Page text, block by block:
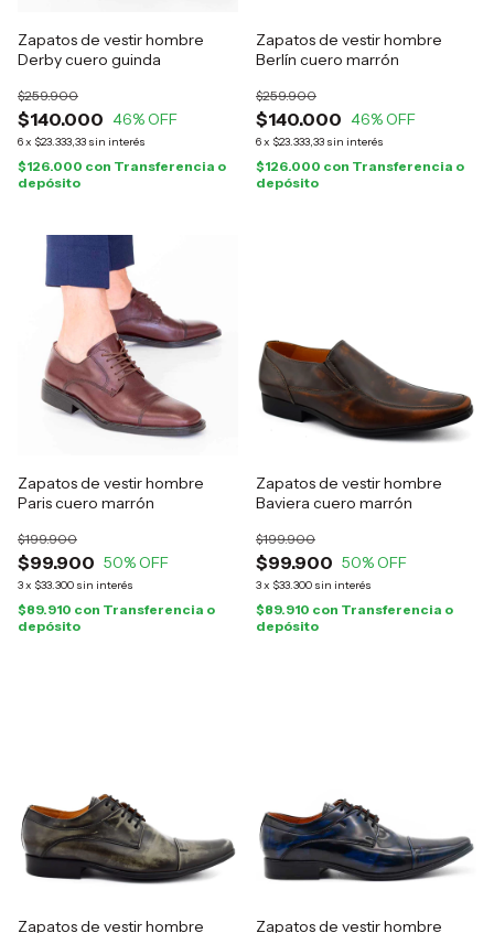
Zapatos de vestir hombre
Derby cuero guinda
$140.000
$259.900
46% OFF
6x $23.333,33 sin interés
$126.000 con Transferencia o
depósito
Zapatos de vestir hombre
Berlín cuero marrón
$140.000
$259.900
46% OFF
6x $23.333,33 sin interés
$126.000 con Transferencia o
depósito
Zapatos de vestir hombre
Paris cuero marrón
$99.900
$199.900
50% OFF
3x $33.300 sin interés
$89.910 con Transferencia o
depósito
Zapatos de vestir hombre
Baviera cuero marrón
$99.900
$199.900
50% OFF
3x $33.300 sin interés
$89.910 con Transferencia o
depósito
Zapatos de vestir hombre Zapatos de vestir hombre